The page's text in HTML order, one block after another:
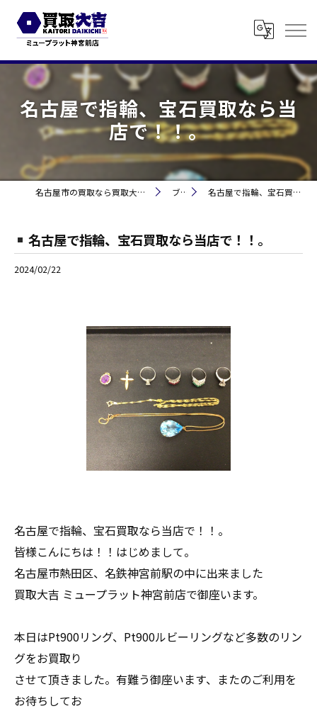
名古屋で指輪、宝石買取なら当
店で！！。
名古屋市の買取なら買取大吉 ミュープラット神宮前 ブログ 名古屋で指輪、宝石買取なら当店で！！。
名古屋で指輪、宝石買取なら当店で！！。
2024/02/22
名古屋で指輪、宝石買取なら当店で！！。
皆様こんにちは！！はじめまして。
名古屋市熱田区、名鉄神宮前駅の中に出来ました
買取大吉 ミュープラット神宮前店で御座います。
本日はPt900リング、Pt900ルビーリングなど多数のリン
グをお買取り
させて頂きました。有難う御座います、またのご利用を
お待ちしてお